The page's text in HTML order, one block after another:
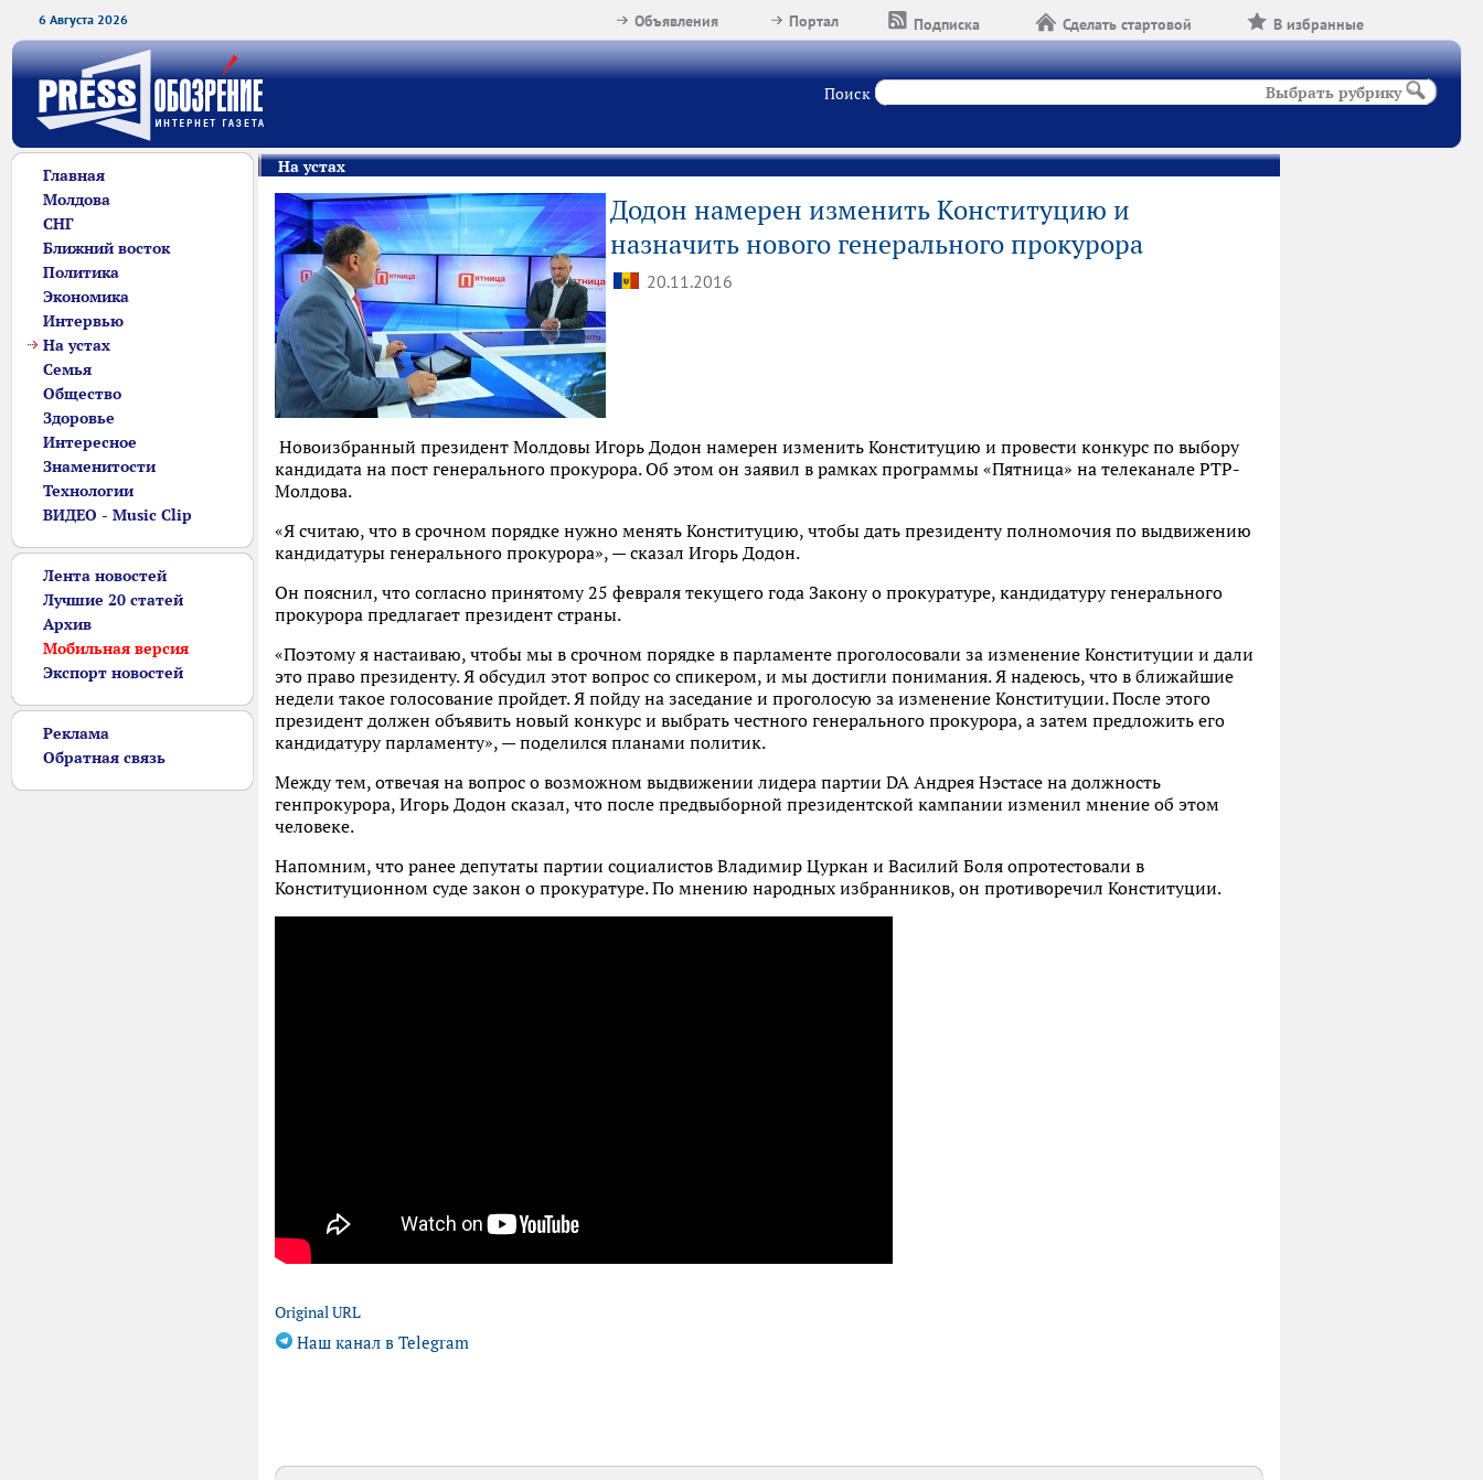
6 Августа 2026 В избранные
Сделать стартовой
Подписка
Портал
Объявления
Поиск Выбрать рубрику
Главная
Молдова
СНГ
Ближний восток
Политика
Экономика
Интервью
На устах
Семья
Общество
Здоровье
Интересное
Знаменитости
Технологии
ВИДЕО - Music Clip
Лента новостей
Лучшие 20 статей
Архив
Мобильная версия
Экспорт новостей
Реклама
Обратная связь
На устах
Додон намерен изменить Конституцию и
назначить нового генерального прокурора
20.11.2016
Новоизбранный президент Молдовы Игорь Додон намерен изменить Конституцию и провести конкурс по выбору
кандидата на пост генерального прокурора. Об этом он заявил в рамках программы «Пятница» на телеканале РТР-
Молдова.
«Я считаю, что в срочном порядке нужно менять Конституцию, чтобы дать президенту полномочия по выдвижению
кандидатуры генерального прокурора», — сказал Игорь Додон.
Он пояснил, что согласно принятому 25 февраля текущего года Закону о прокуратуре, кандидатуру генерального
прокурора предлагает президент страны.
«Поэтому я настаиваю, чтобы мы в срочном порядке в парламенте проголосовали за изменение Конституции и дали
это право президенту. Я обсудил этот вопрос со спикером, и мы достигли понимания. Я надеюсь, что в ближайшие
недели такое голосование пройдет. Я пойду на заседание и проголосую за изменение Конституции. После этого
президент должен объявить новый конкурс и выбрать честного генерального прокурора, а затем предложить его
кандидатуру парламенту», — поделился планами политик.
Между тем, отвечая на вопрос о возможном выдвижении лидера партии DA Андрея Нэстасе на должность
генпрокурора, Игорь Додон сказал, что после предвыборной президентской кампании изменил мнение об этом
человеке.
Напомним, что ранее депутаты партии социалистов Владимир Цуркан и Василий Боля опротестовали в
Конституционном суде закон о прокуратуре. По мнению народных избранников, он противоречил Конституции.
Original URL
Наш канал в Telegram